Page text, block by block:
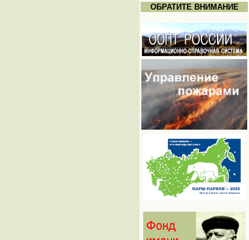
ОБРАТИТЕ ВНИМАНИЕ